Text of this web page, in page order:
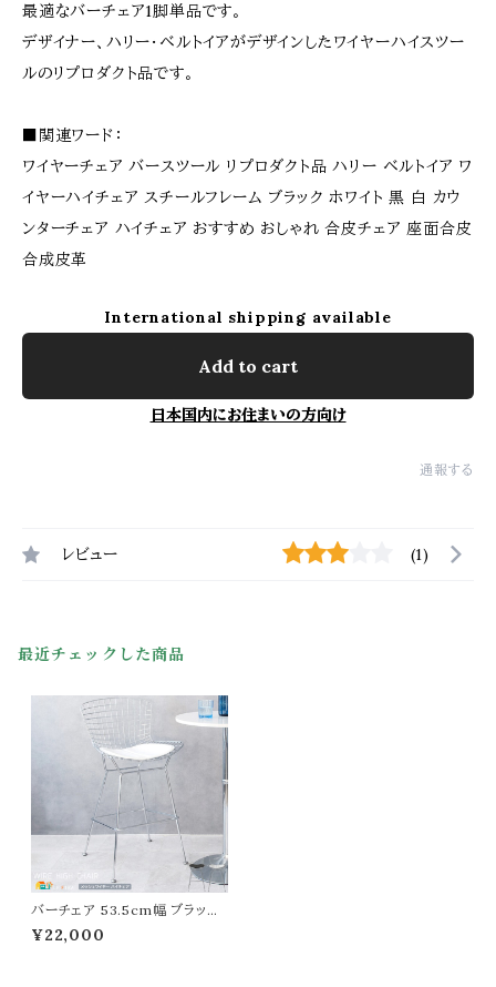
最適なバーチェア1脚単品です。
デザイナー、ハリー・ベルトイアがデザインしたワイヤーハイスツー
ルのリプロダクト品です。
■関連ワード：
ワイヤーチェア バースツール リプロダクト品 ハリー ベルトイア ワ
イヤーハイチェア スチールフレーム ブラック ホワイト 黒 白 カウ
ンターチェア ハイチェア おすすめ おしゃれ 合皮チェア 座面合皮
合成皮革
International shipping available
Add to cart
日本国内にお住まいの方向け
通報する
レビュー (1)
最近チェックした商品
バーチェア 53.5cm幅 ブラック
ホワイト 黒 白 ワイヤーハイチェ
ア ハリーベルトイア リプロダクト
¥22,000